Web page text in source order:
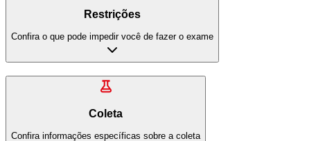
Restrições
Confira o que pode impedir você de fazer o exame
Coleta
Confira informações específicas sobre a coleta